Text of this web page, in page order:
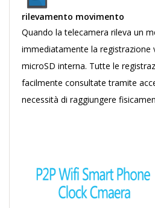
rilevamento movimento
Quando la telecamera rileva un
immediatamente la registrazione
microSD interna. Tutte le
facilmente consultate tramite
necessità di raggiungere